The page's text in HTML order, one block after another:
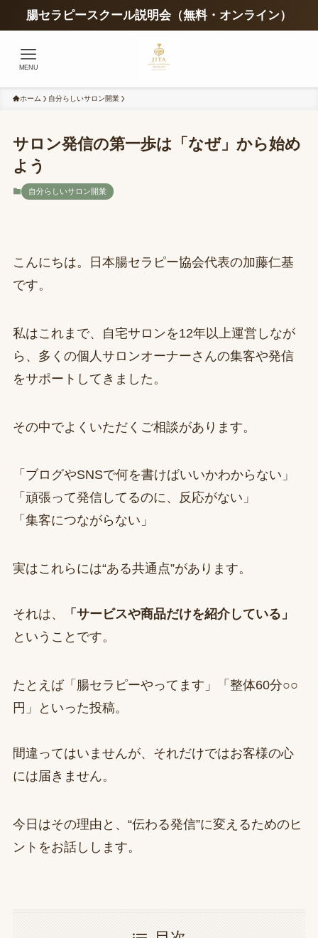
腸セラピースクール説明会（無料・オンライン）
MENU
ホーム 自分らしいサロン開業
サロン発信の第一歩は「なぜ」から始め
よう
自分らしいサロン開業
こんにちは。日本腸セラピー協会代表の加藤仁基
です。
私はこれまで、自宅サロンを12年以上運営しなが
ら、多くの個人サロンオーナーさんの集客や発信
をサポートしてきました。
その中でよくいただくご相談があります。
「ブログやSNSで何を書けばいいかわからない」
「頑張って発信してるのに、反応がない」
「集客につながらない」
実はこれらには“ある共通点”があります。
それは、
「サービスや商品だけを紹介している」
ということです。
たとえば「腸セラピーやってます」「整体60分○○
円」といった投稿。
間違ってはいませんが、それだけではお客様の心
には届きません。
今日はその理由と、“伝わる発信”に変えるためのヒ
ントをお話しします。